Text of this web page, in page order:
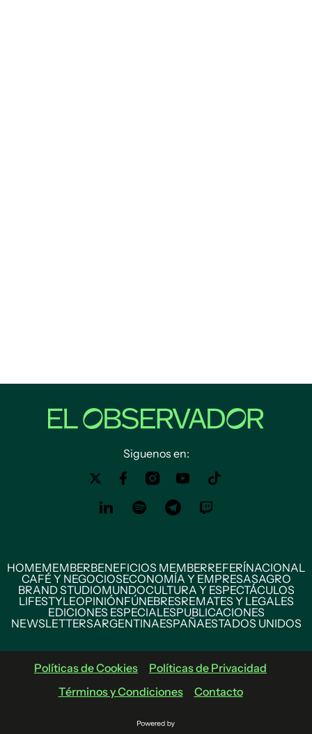
Siguenos en:
HOMEMEMBERBENEFICIOS MEMBERREFERÍNACIONAL
CAFÉ Y NEGOCIOSECONOMÍA Y EMPRESASAGRO
BRAND STUDIOMUNDOCULTURA Y ESPECTÁCULOS
LIFESTYLEOPINIÓNFÚNEBRESREMATES Y LEGALES
EDICIONES ESPECIALESPUBLICACIONES
NEWSLETTERSARGENTINAESPAÑAESTADOS UNIDOS
Políticas de Cookies
Políticas de Privacidad
Términos y Condiciones
Contacto